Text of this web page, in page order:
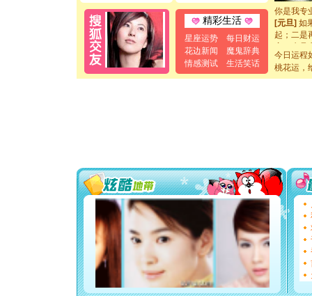
精彩生活
星座运势
每日财运
花边新闻
魔鬼辞典
情感测试
生活笑话
你是我专
[元旦]如
起；二是
离。水晶
[元旦]当
泣，这痛
卖了。水
你太多，
要平安
[圣诞节]
能正大
都要快乐
[圣诞节]
如意,快
[元旦]
看
断电。
你是我
[元旦]如
今日运程
桃花运，